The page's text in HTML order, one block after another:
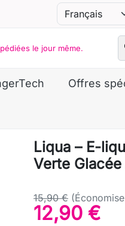
le jour même.
Offres
Liqua – E-
Verte
15,90 €
12,90 €